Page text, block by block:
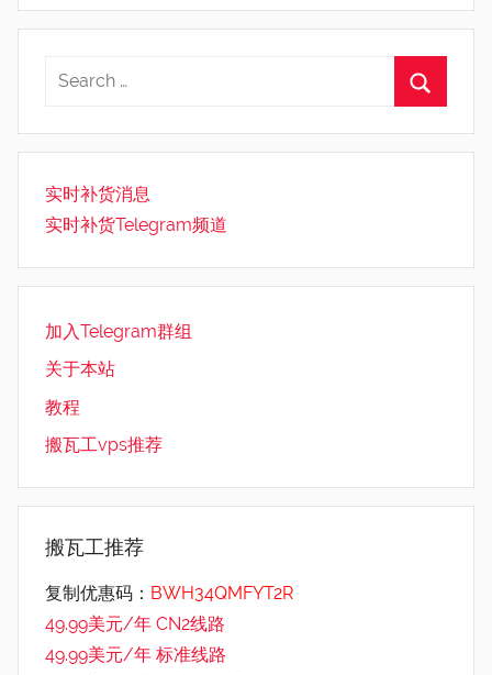
实时补货消息
实时补货Telegram频道
加入Telegram群组
关于本站
教程
搬瓦工vps推荐
搬瓦工推荐
复制优惠码： BWH34QMFYT2R
49.99美元/年 CN2线路
49.99美元/年 标准线路